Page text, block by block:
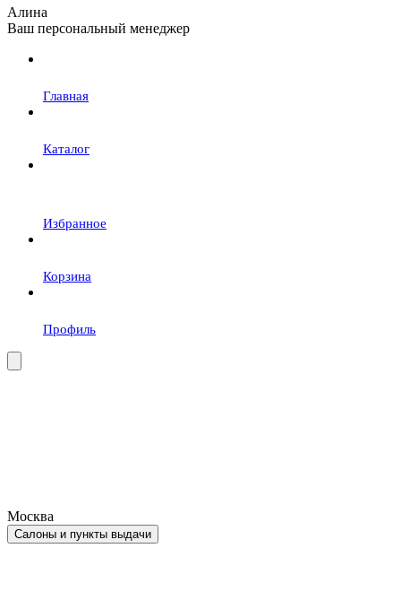
Алина
Ваш персональный менеджер
Главная
Каталог
Избранное
Корзина
Профиль
Москва
Салоны и пункты выдачи